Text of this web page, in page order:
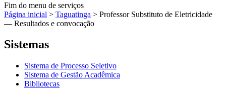
Fim do menu de serviços
Página inicial > Taguatinga > Professor Substituto de Eletricidade
— Resultados e convocação
Sistemas
Sistema de Processo Seletivo
Sistema de Gestão Acadêmica
Bibliotecas